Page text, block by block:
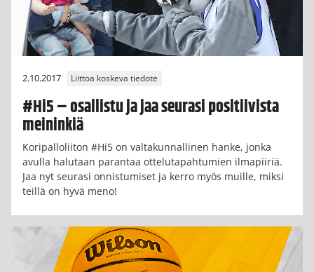
2.10.2017 Liittoa koskeva tiedote
#Hi5 – osallistu ja jaa seurasi positiivista
meininkiä
Koripalloliiton #Hi5 on valtakunnallinen hanke, jonka
avulla halutaan parantaa ottelutapahtumien ilmapiiriä.
Jaa nyt seurasi onnistumiset ja kerro myös muille, miksi
teillä on hyvä meno!